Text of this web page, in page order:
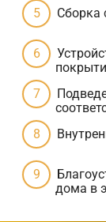
Сборка
дома в